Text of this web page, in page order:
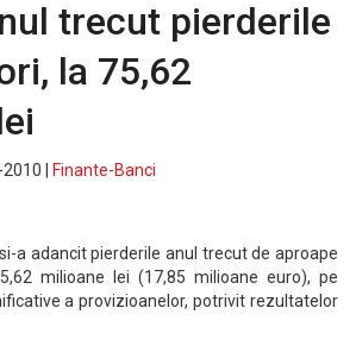
trecut pierderile
la 75,62
|
Finante-Banci
a adancit pierderile anul trecut de aproape
milioane lei (17,85 milioane euro), pe
a provizioanelor, potrivit rezultatelor